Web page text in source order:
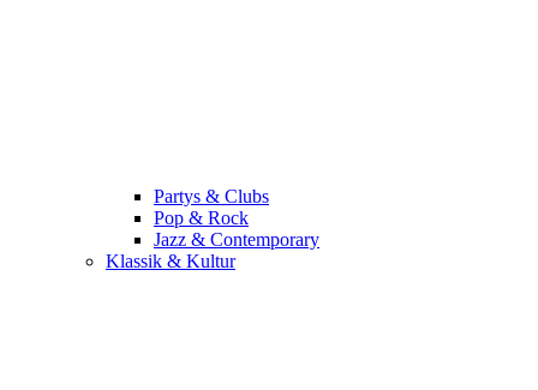
Partys & Clubs
Pop & Rock
Jazz & Contemporary
Klassik & Kultur